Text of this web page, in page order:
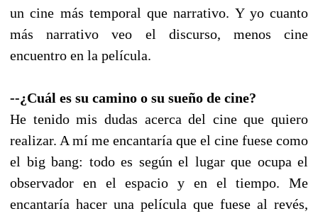
un cine más temporal que narrativo. Y yo cuanto
más narrativo veo el discurso, menos cine
encuentro en la película.
--¿Cuál es su camino o su sueño de cine?
He tenido mis dudas acerca del cine que quiero
realizar. A mí me encantaría que el cine fuese como
el big bang: todo es según el lugar que ocupa el
observador en el espacio y en el tiempo. Me
encantaría hacer una película que fuese al revés,